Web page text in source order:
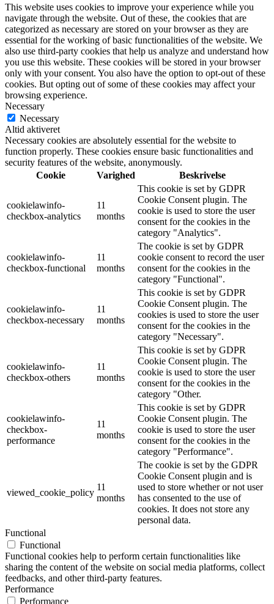
This website uses cookies to improve your experience while you
navigate through the website. Out of these, the cookies that are
categorized as necessary are stored on your browser as they are
essential for the working of basic functionalities of the website. We
also use third-party cookies that help us analyze and understand how
you use this website. These cookies will be stored in your browser
only with your consent. You also have the option to opt-out of these
cookies. But opting out of some of these cookies may affect your
browsing experience.
Necessary
Necessary
Altid aktiveret
Necessary cookies are absolutely essential for the website to
function properly. These cookies ensure basic functionalities and
security features of the website, anonymously.
Cookie
Varighed Beskrivelse
cookielawinfo-
checkbox-analytics
11
months
This cookie is set by GDPR
Cookie Consent plugin. The
cookie is used to store the user
consent for the cookies in the
category "Analytics".
cookielawinfo-
checkbox-functional
11
months
The cookie is set by GDPR
cookie consent to record the user
consent for the cookies in the
category "Functional".
cookielawinfo-
checkbox-necessary
11
months
This cookie is set by GDPR
Cookie Consent plugin. The
cookies is used to store the user
consent for the cookies in the
category "Necessary".
cookielawinfo-
checkbox-others
11
months
This cookie is set by GDPR
Cookie Consent plugin. The
cookie is used to store the user
consent for the cookies in the
category "Other.
cookielawinfo-
checkbox-
performance
11
months
This cookie is set by GDPR
Cookie Consent plugin. The
cookie is used to store the user
consent for the cookies in the
category "Performance".
viewed_cookie_policy
11
months
The cookie is set by the GDPR
Cookie Consent plugin and is
used to store whether or not user
has consented to the use of
cookies. It does not store any
personal data.
Functional
Functional
Functional cookies help to perform certain functionalities like
sharing the content of the website on social media platforms, collect
feedbacks, and other third-party features.
Performance
Performance